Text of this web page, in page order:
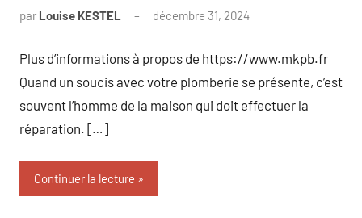
par Louise KESTEL décembre 31, 2024
Plus d’informations à propos de https://www.mkpb.fr
Quand un soucis avec votre plomberie se présente, c’est
souvent l’homme de la maison qui doit effectuer la
réparation. […]
Continuer la lecture